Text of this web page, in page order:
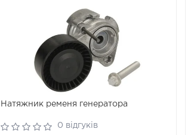
Натяжник ременя генератора
0 відгуків